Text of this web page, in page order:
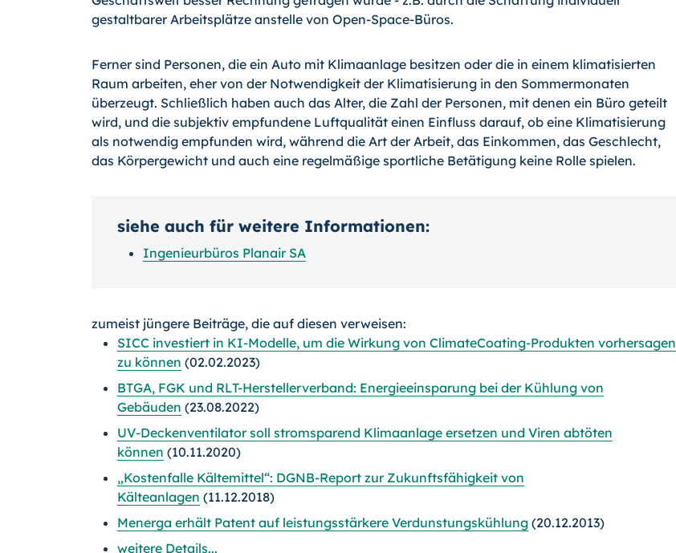
gestaltbarer Arbeitsplätze anstelle von Open-Space-Büros.
Ferner sind Personen, die ein Auto mit Klimaanlage besitzen oder die in einem klimatisierten
Raum arbeiten, eher von der Notwendigkeit der Klimatisierung in den Sommermonaten
überzeugt. Schließlich haben auch das Alter, die Zahl der Personen, mit denen ein Büro geteilt
wird, und die subjektiv empfundene Luftqualität einen Einfluss darauf, ob eine Klimatisierung
als notwendig empfunden wird, während die Art der Arbeit, das Einkommen, das Geschlecht,
das Körpergewicht und auch eine regelmäßige sportliche Betätigung keine Rolle spielen.
siehe auch für weitere Informationen:
Ingenieurbüros Planair SA
zumeist jüngere Beiträge, die auf diesen verweisen:
SICC investiert in KI-Modelle, um die Wirkung von ClimateCoating-Produkten vorhersagen
zu können (02.02.2023)
BTGA, FGK und RLT-Herstellerverband: Energieeinsparung bei der Kühlung von
Gebäuden (23.08.2022)
UV-Deckenventilator soll stromsparend Klimaanlage ersetzen und Viren abtöten
können (10.11.2020)
„Kostenfalle Kältemittel“: DGNB-Report zur Zukunftsfähigkeit von
Kälteanlagen (11.12.2018)
Menerga erhält Patent auf leistungsstärkere Verdunstungskühlung (20.12.2013)
weitere Details...